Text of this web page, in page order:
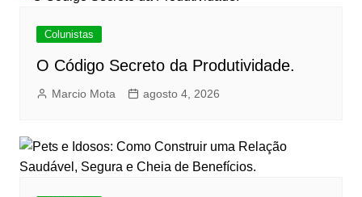
Colunistas
O Código Secreto da Produtividade.
Marcio Mota agosto 4, 2026